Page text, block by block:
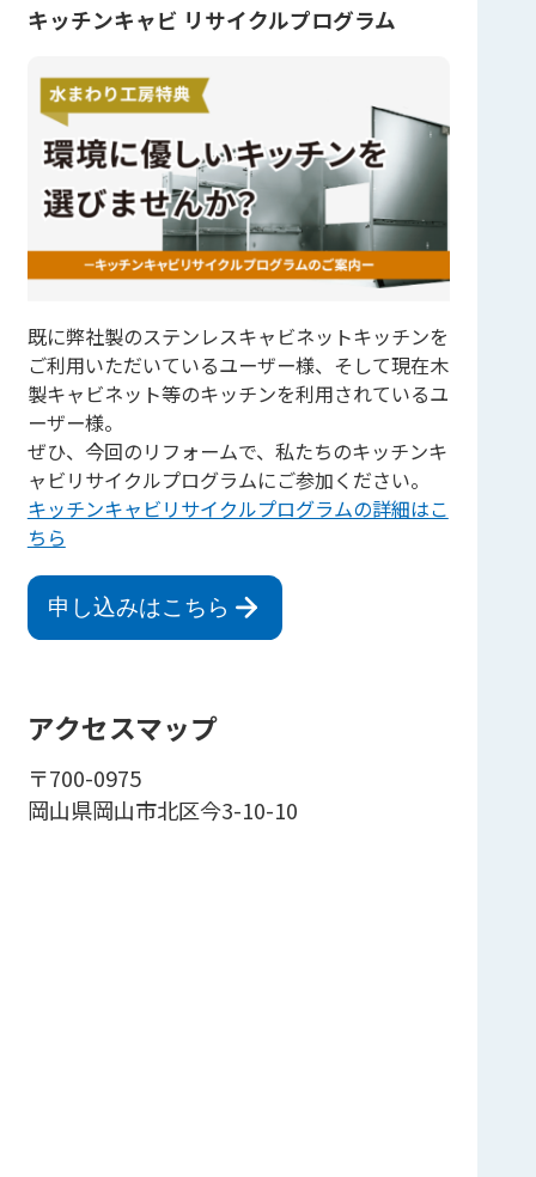
キッチンキャビ リサイクルプログラム
既に弊社製のステンレスキャビネットキッチンを
ご利用いただいているユーザー様、そして現在木
製キャビネット等のキッチンを利用されているユ
ーザー様。
ぜひ、今回のリフォームで、私たちのキッチンキ
ャビリサイクルプログラムにご参加ください。
キッチンキャビリサイクルプログラムの詳細はこ
ちら
申し込みはこちら
アクセスマップ
〒700-0975
岡山県岡山市北区今3-10-10